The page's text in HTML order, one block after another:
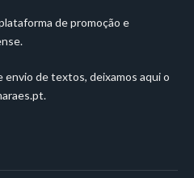
de promoção e
envio de textos, deixamos aqui o
.